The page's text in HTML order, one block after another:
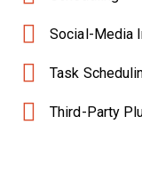
Social-Media
Task
Third-Party